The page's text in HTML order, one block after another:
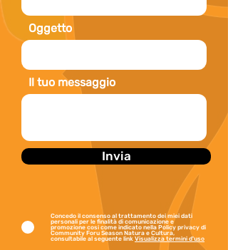
Anni di esperienza: 15
Oggetto
Il tuo messaggio
Invia
Concedo il consenso al trattamento dei miei dati
personali per le finalità di comunicazione e
promozione cosi come indicato nella Policy privacy di
Community Foru Season Natura e Cultura,
consultabile al seguente link Visualizza termini d'uso